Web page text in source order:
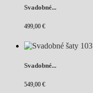
Svadobné...
499,00 €
Svadobné...
549,00 €